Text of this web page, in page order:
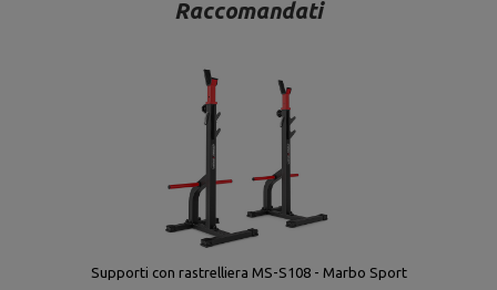
Raccomandati
Supporti con rastrelliera MS-S108 - Marbo Sport